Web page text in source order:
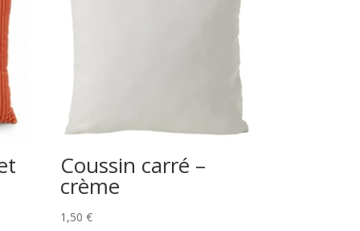
Coussin carré –
crème
1,50€